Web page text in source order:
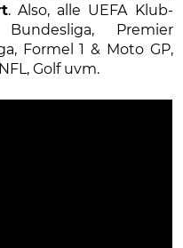
. Also, alle UEFA Klub-
Premier
Formel 1 & Moto GP,
Golf uvm.